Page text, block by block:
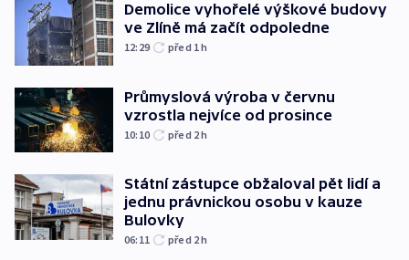
Demolice vyhořelé výškové budovy
ve Zlíně má začít odpoledne
12:29 před 1h
Průmyslová výroba v červnu
vzrostla nejvíce od prosince
10:10 před 2h
Státní zástupce obžaloval pět lidí a
jednu právnickou osobu v kauze
Bulovky
06:11 před 2h